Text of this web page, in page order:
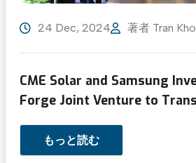
24 Dec, 2024 著者 Tran
CME Solar and Samsung
Forge Joint Venture to
Rooftop Solar Sector
もっと読む